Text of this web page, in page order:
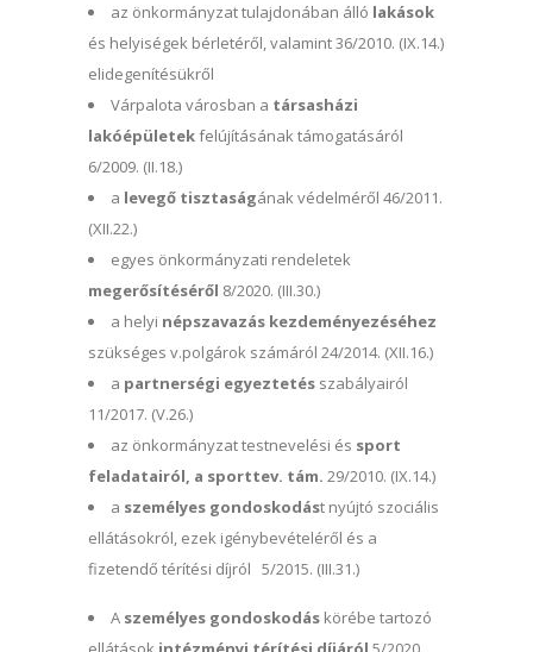
az önkormányzat tulajdonában álló lakások
és helyiségek bérletéről, valamint 36/2010. (IX.14.)
elidegenítésükről
Várpalota városban a társasházi
lakóépületekfelújításának támogatásáról
6/2009. (II.18.)
a levegő tisztaságának védelméről 46/2011.
(XII.22.)
egyes önkormányzati rendeletek
megerősítéséről 8/2020. (III.30.)
a helyi népszavazás kezdeményezéséhez
szükséges v.polgárok számáról 24/2014. (XII.16.)
a partnerségi egyeztetés szabályairól
11/2017. (V.26.)
az önkormányzat testnevelési és sport
feladatairól, a sporttev. tám. 29/2010. (IX.14.)
a személyes gondoskodást nyújtó szociális
ellátásokról, ezek igénybevételéről és a
fizetendő térítési díjról 5/2015. (III.31.)
A személyes gondoskodás körébe tartozó